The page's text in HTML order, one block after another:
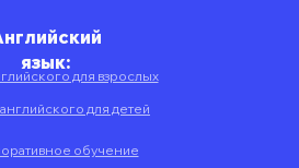
язык:
для взрослых
для детей
обучение